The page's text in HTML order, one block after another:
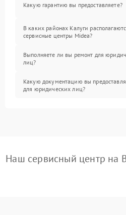
Какую гарантию вы предоставляете?
В каких районах Калуги
сервисные центры Midea?
Выполняете ли вы ремонт для
лиц?
Какую документацию вы
для юридических лиц?
Наш сервисный центр на